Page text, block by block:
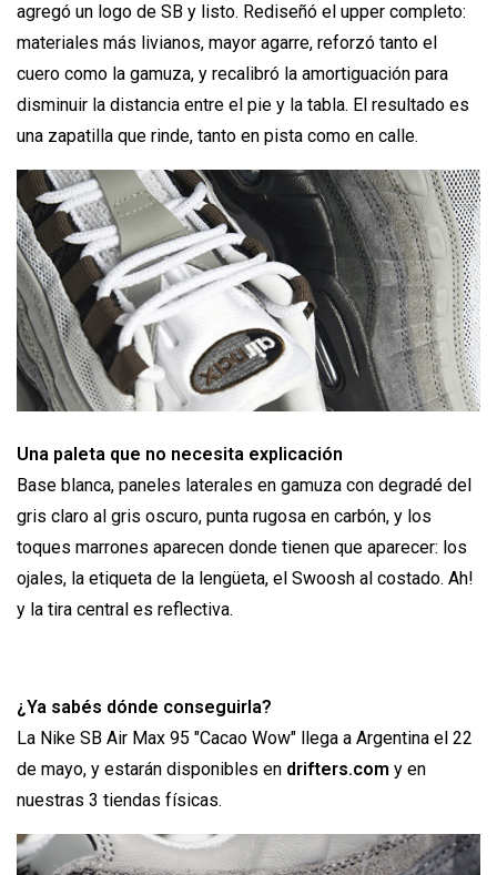
agregó un logo de SB y listo. Rediseñó el upper completo:
materiales más livianos, mayor agarre, reforzó tanto el
cuero como la gamuza, y recalibró la amortiguación para
disminuir la distancia entre el pie y la tabla. El resultado es
una zapatilla que rinde, tanto en pista como en calle.
Una paleta que no necesita explicación
Base blanca, paneles laterales en gamuza con degradé del
gris claro al gris oscuro, punta rugosa en carbón, y los
toques marrones aparecen donde tienen que aparecer: los
ojales, la etiqueta de la lengüeta, el Swoosh al costado. Ah!
y la tira central es reflectiva.
¿Ya sabés dónde conseguirla?
La Nike SB Air Max 95 "Cacao Wow" llega a Argentina el 22
de mayo, y estarán disponibles en drifters.com y en
nuestras 3 tiendas físicas.